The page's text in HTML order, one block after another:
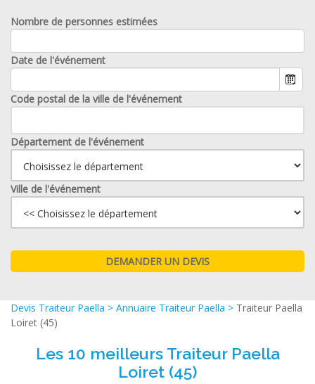
Nombre de personnes estimées
Date de l'événement
Code postal de la ville de l'événement
Département de l'événement
Ville de l'événement
Devis Traiteur Paella > Annuaire Traiteur Paella > Traiteur Paella
Loiret (45)
Les 10 meilleurs Traiteur Paella
Loiret (45)